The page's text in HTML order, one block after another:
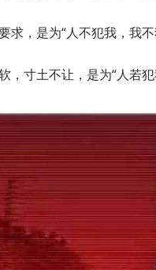
，是为“人不犯我，我不
寸土不让，是为“人若犯